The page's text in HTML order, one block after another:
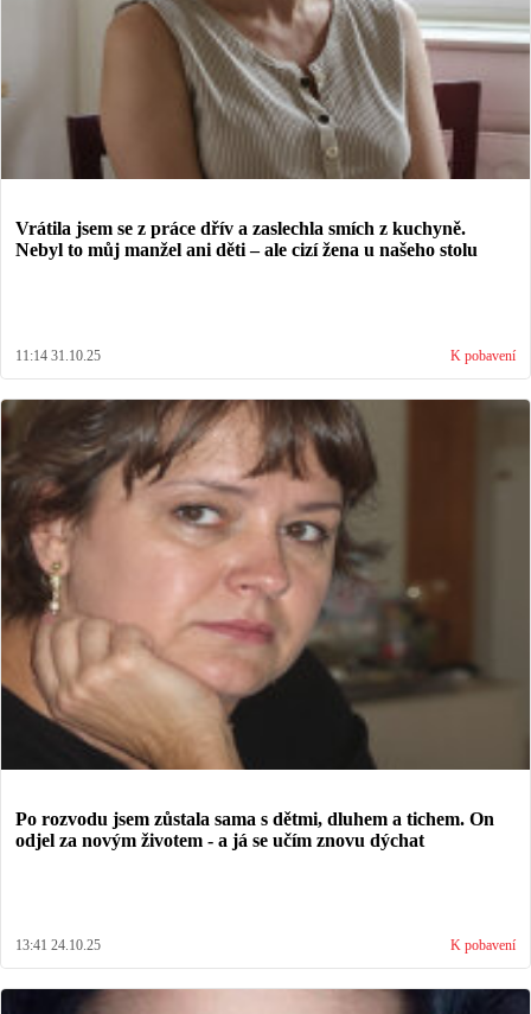
Vrátila jsem se z práce dřív a zaslechla smích z kuchyně.
Nebyl to můj manžel ani děti – ale cizí žena u našeho stolu
11:14 31.10.25 K pobavení
Po rozvodu jsem zůstala sama s dětmi, dluhem a tichem. On
odjel za novým životem - a já se učím znovu dýchat
13:41 24.10.25 K pobavení